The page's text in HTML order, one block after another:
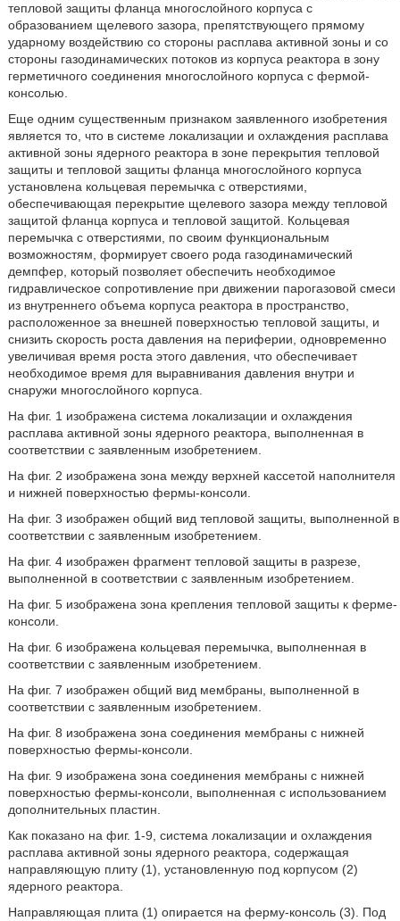
тепловой защиты фланца многослойного корпуса с
образованием щелевого зазора, препятствующего прямому
ударному воздействию со стороны расплава активной зоны и со
стороны газодинамических потоков из корпуса реактора в зону
герметичного соединения многослойного корпуса с фермой-
консолью.
Еще одним существенным признаком заявленного изобретения
является то, что в системе локализации и охлаждения расплава
активной зоны ядерного реактора в зоне перекрытия тепловой
защиты и тепловой защиты фланца многослойного корпуса
установлена кольцевая перемычка с отверстиями,
обеспечивающая перекрытие щелевого зазора между тепловой
защитой фланца корпуса и тепловой защитой. Кольцевая
перемычка с отверстиями, по своим функциональным
возможностям, формирует своего рода газодинамический
демпфер, который позволяет обеспечить необходимое
гидравлическое сопротивление при движении парогазовой смеси
из внутреннего объема корпуса реактора в пространство,
расположенное за внешней поверхностью тепловой защиты, и
снизить скорость роста давления на периферии, одновременно
увеличивая время роста этого давления, что обеспечивает
необходимое время для выравнивания давления внутри и
снаружи многослойного корпуса.
На фиг. 1 изображена система локализации и охлаждения
расплава активной зоны ядерного реактора, выполненная в
соответствии с заявленным изобретением.
На фиг. 2 изображена зона между верхней кассетой наполнителя
и нижней поверхностью фермы-консоли.
На фиг. 3 изображен общий вид тепловой защиты, выполненной в
соответствии с заявленным изобретением.
На фиг. 4 изображен фрагмент тепловой защиты в разрезе,
выполненной в соответствии с заявленным изобретением.
На фиг. 5 изображена зона крепления тепловой защиты к ферме-
консоли.
На фиг. 6 изображена кольцевая перемычка, выполненная в
соответствии с заявленным изобретением.
На фиг. 7 изображен общий вид мембраны, выполненной в
соответствии с заявленным изобретением.
На фиг. 8 изображена зона соединения мембраны с нижней
поверхностью фермы-консоли.
На фиг. 9 изображена зона соединения мембраны с нижней
поверхностью фермы-консоли, выполненная с использованием
дополнительных пластин.
Как показано на фиг. 1-9, система локализации и охлаждения
расплава активной зоны ядерного реактора, содержащая
направляющую плиту (1), установленную под корпусом (2)
ядерного реактора.
Направляющая плита (1) опирается на ферму-консоль (3). Под